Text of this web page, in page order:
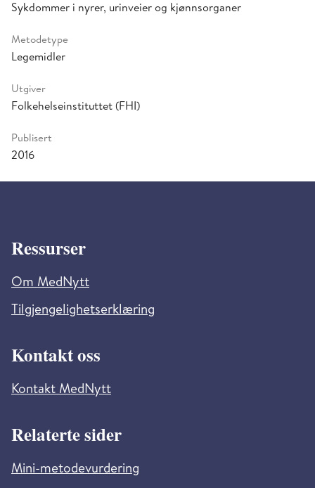
Sykdommer i nyrer, urinveier og kjønnsorganer
Metodetype
Legemidler
Utgiver
Folkehelseinstituttet (FHI)
Publisert
2016
Ressurser
Om MedNytt
Tilgjengelighetserklæring
Kontakt oss
Kontakt MedNytt
Relaterte sider
Mini-metodevurdering